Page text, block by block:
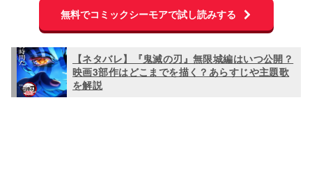
無料でコミックシーモアで試し読みする
【ネタバレ】『鬼滅の刃』無限城編はいつ公開？
映画3部作はどこまでを描く？あらすじや主題歌
を解説